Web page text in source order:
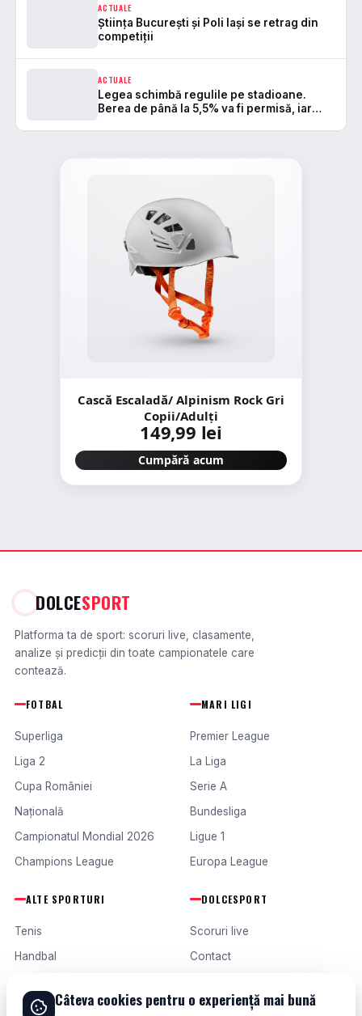
ACTUALE
Știința București și Poli Iași se retrag din
competiții
ACTUALE
Legea schimbă regulile pe stadioane.
Berea de până la 5,5% va fi permisă, iar
Cască Escaladă/ Alpinism Rock Gri
Copii/Adulți
149,99 lei
Cumpără acum
DOLCESPORT
Platforma ta de sport: scoruri live, clasamente,
analize și predicții din toate campionatele care
contează.
FOTBAL
Superliga
Liga 2
Cupa României
Națională
Campionatul Mondial 2026
Champions League
MARI LIGI
Premier League
La Liga
Serie A
Bundesliga
Ligue 1
Europa League
ALTE SPORTURI
Tenis
Handbal
Formula 1
DOLCESPORT
Scoruri live
Contact
Termeni și condiții
Câteva cookies pentru o experiență mai bună